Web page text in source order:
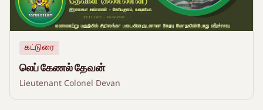
கட்டுரை
லெப் கேணல் தேவன்
Lieutenant Colonel Devan